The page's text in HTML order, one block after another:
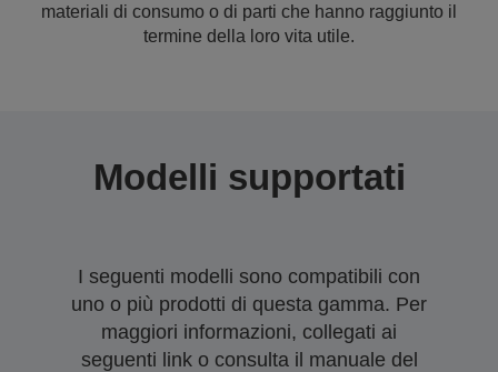
materiali di consumo o di parti che hanno raggiunto il
termine della loro vita utile.
Modelli supportati
I seguenti modelli sono compatibili con
uno o più prodotti di questa gamma. Per
maggiori informazioni, collegati ai
seguenti link o consulta il manuale del